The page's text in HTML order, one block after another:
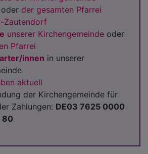
oder der gesamten Pfarrei
Zautendorf
unserer Kirchengemeinde oder
Pfarrei
innen in unserer
aktuell
der Kirchengemeinde für
Zahlungen: DE03 7625 0000
80